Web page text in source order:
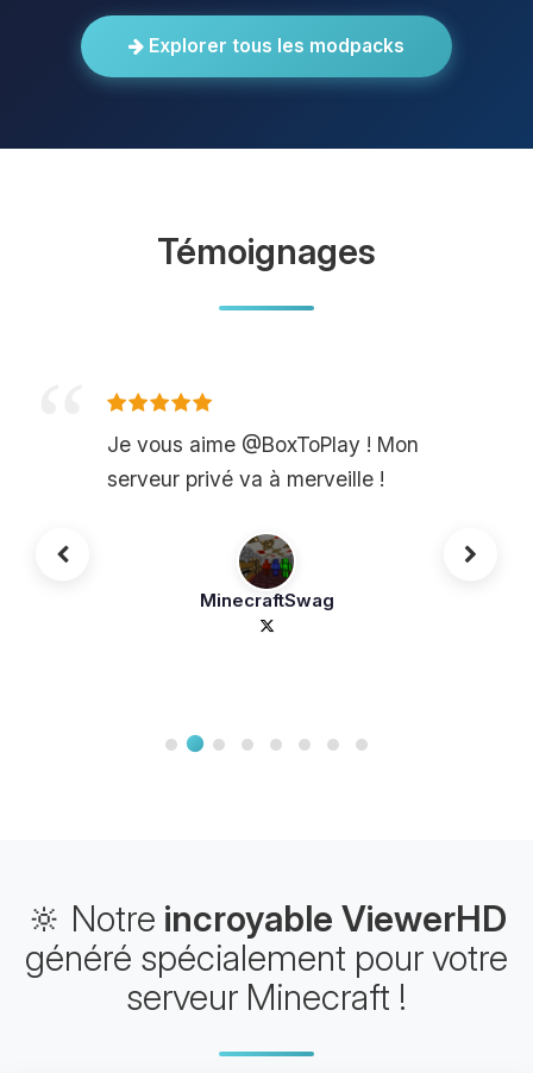
Explorer tous les modpacks
Témoignages
Je vous aime @BoxToPlay ! Mon
serveur privé va à merveille !
MinecraftSwag
🔆 Notre incroyable ViewerHD
généré spécialement pour votre
serveur Minecraft !